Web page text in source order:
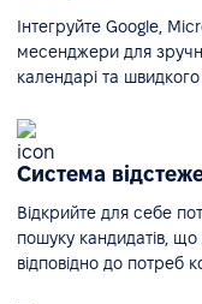
Інтегруйте Google,
месенджери для
календарі та
Система
Відкрийте для себе
пошуку кандидатів,
відповідно до потреб